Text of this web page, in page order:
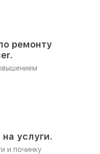
ремонту
услуги.
и починку